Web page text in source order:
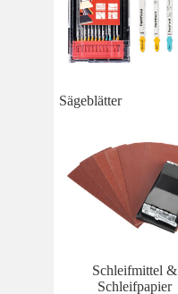
Sägeblätter
Schleifmittel &
Schleifpapier